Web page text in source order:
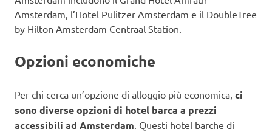
Amsterdam, l’Hotel Pulitzer Amsterdam e il DoubleTree
by Hilton Amsterdam Centraal Station.
Opzioni economiche
Per chi cerca un’opzione di alloggio più economica, ci
sono diverse opzioni di hotel barca a prezzi
accessibili ad Amsterdam . Questi hotel barche di